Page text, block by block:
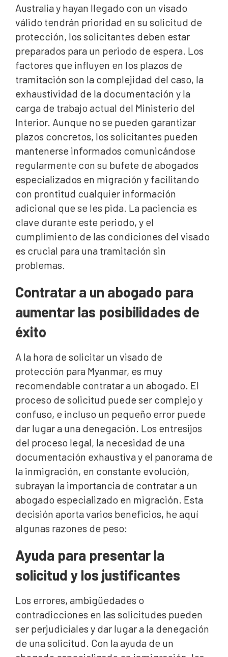
Australia y hayan llegado con un visado
válido tendrán prioridad en su solicitud de
protección, los solicitantes deben estar
preparados para un periodo de espera. Los
factores que influyen en los plazos de
tramitación son la complejidad del caso, la
exhaustividad de la documentación y la
carga de trabajo actual del Ministerio del
Interior. Aunque no se pueden garantizar
plazos concretos, los solicitantes pueden
mantenerse informados comunicándose
regularmente con su bufete de abogados
especializados en migración y facilitando
con prontitud cualquier información
adicional que se les pida. La paciencia es
clave durante este periodo, y el
cumplimiento de las condiciones del visado
es crucial para una tramitación sin
problemas.
Contratar a un abogado para
aumentar las posibilidades de
éxito
A la hora de solicitar un visado de
protección para Myanmar, es muy
recomendable contratar a un abogado. El
proceso de solicitud puede ser complejo y
confuso, e incluso un pequeño error puede
dar lugar a una denegación. Los entresijos
del proceso legal, la necesidad de una
documentación exhaustiva y el panorama de
la inmigración, en constante evolución,
subrayan la importancia de contratar a un
abogado especializado en migración. Esta
decisión aporta varios beneficios, he aquí
algunas razones de peso:
Ayuda para presentar la
solicitud y los justificantes
Los errores, ambigüedades o
contradicciones en las solicitudes pueden
ser perjudiciales y dar lugar a la denegación
de una solicitud. Con la ayuda de un